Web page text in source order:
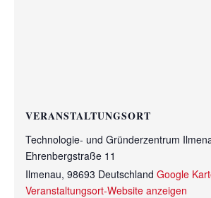
VERANSTALTUNGSORT
Technologie- und Gründerzentrum
Ehrenbergstraße 11
Ilmenau, 98693 Deutschland Google
Veranstaltungsort-Website anzeigen